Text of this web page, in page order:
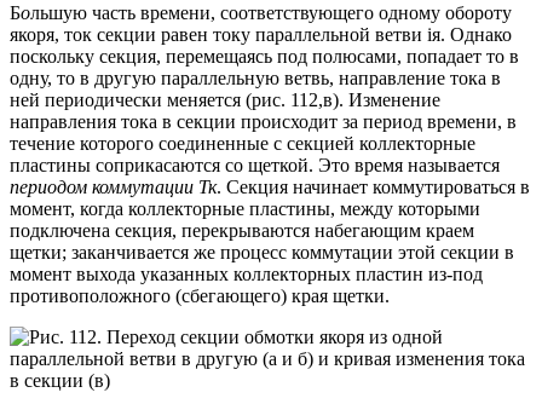
Большую часть времени, соответствующего одному обороту
якоря, ток секции равен току параллельной ветви iя. Однако
поскольку секция, перемещаясь под полюсами, попадает то в
одну, то в другую параллельную ветвь, направление тока в
ней периодически меняется (рис. 112,в). Изменение
направления тока в секции происходит за период времени, в
течение которого соединенные с секцией коллекторные
пластины соприкасаются со щеткой. Это время называется
периодом коммутации Тк. Секция начинает коммутироваться в
момент, когда коллекторные пластины, между которыми
подключена секция, перекрываются набегающим краем
щетки; заканчивается же процесс коммутации этой секции в
момент выхода указанных коллекторных пластин из-под
противоположного (сбегающего) края щетки.